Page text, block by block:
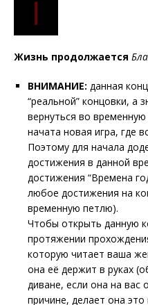
Жизнь продолжается
ВНИМАНИЕ: данная
“реальной” концовки, а
вернуться во
начата новая игра, где
Поэтому для начала
достижения в данной
достижения “Времена
любое достижения на
временную петлю).
Чтобы открыть данную
протяжении
которую читает ваша
она её держит в руках
диване, если она на вас
причине, делает она это